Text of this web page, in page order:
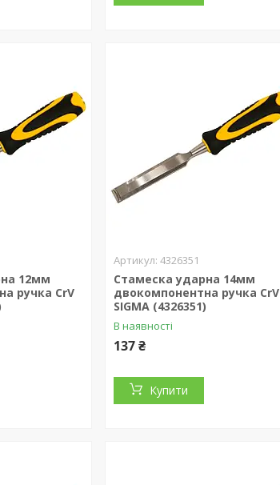
12мм
ручка CrV
4326351
Стамеска ударна 14мм
двокомпонентна ручка CrV
SIGMA (4326351)
В наявності
137 ₴
Купити